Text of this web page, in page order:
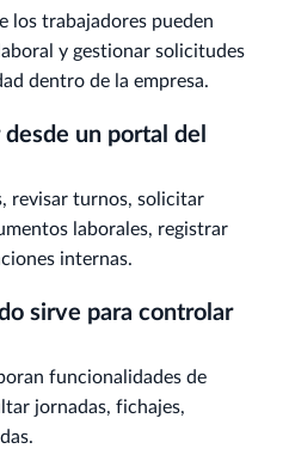
los trabajadores pueden
y gestionar solicitudes
dentro de la empresa.
un portal del
revisar turnos, solicitar
laborales, registrar
internas.
sirve para controlar
funcionalidades de
jornadas, fichajes,